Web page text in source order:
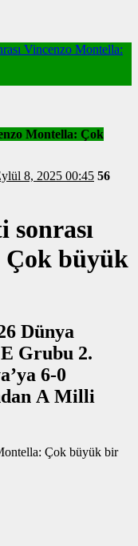
Vincenzo Montella:
Montella: Çok
Tarihi: Eylül 8, 2025 00:45 56
sonrası
Çok büyük
Dünya
Grubu 2.
6-0
A Milli